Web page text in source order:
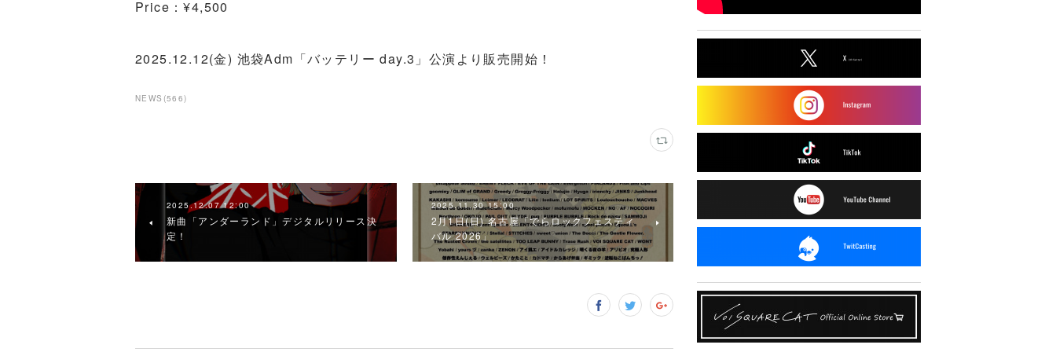
Price：¥4,500
2025.12.12(金) 池袋Adm「バッテリー day.3」公演より販売開始！
NEWS (566)
2025.12.07 12:00
新曲「アンダーランド」デジタルリリース決
定！
2025.11.30 15:00
2月1日(日) 名古屋「でらロックフェスティ
バル 2026」